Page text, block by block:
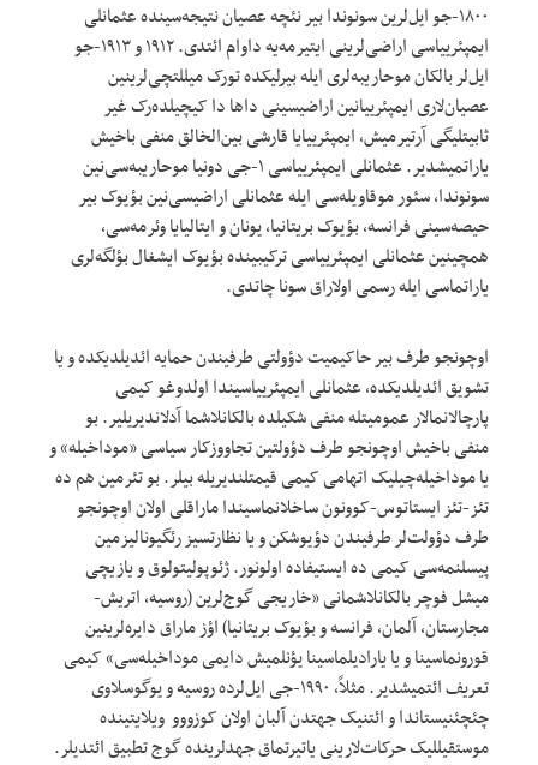
۱۸۰۰-جو ایل‌لرین سونوندا بیر نئچه عصیان نتیجه‌سینده عثمانلی
ایمپئرییاسی اراضی‌لرینی ایتیرمه‌یه داوام ائتدی. ۱۹۱۲ و ۱۹۱۳-جو
ایل‌لر بالکان موحاریبه‌لری ایله بیرلیکده تورک میللتچی‌لرینین
عصیان‌لاری ایمپئرییانین اراضیسینی داها دا کیچیلده‌رک غیر
ثابیتلیگی آرتیرمیش، ایمپئرییایا قارشی بین‌الخالق منفی باخیش
یاراتمیشدیر. عثمانلی ایمپئرییاسی ۱-جی دونیا موحاریبه‌سی‌نین
سونوندا، سئور موقاویله‌سی ایله عثمانلی اراضیسی‌نین بؤیوک بیر
حیصه‌سینی فرانسه، بؤیوک بریتانیا، یونان و ایتالیایا وئرمه‌سی،
همچینین عثمانلی ایمپئرییاسی ترکیبینده بؤیوک ایشغال بؤلگه‌لری
یاراتماسی ایله رسمی اولاراق سونا چاتدی.
اوچونجو طرف بیر حاکیمیت دؤولتی طرفیندن حمایه ائدیلدیکده و یا
تشویق ائدیلدیکده، عثمانلی ایمپئرییاسیندا اولدوغو کیمی
پارچالانمالار عمومیتله منفی شکیلده بالکانلاشما آدلاندیریلیر. بو
منفی باخیش اوچونجو طرف دؤولتین تجاووزکار سیاسی «موداخیله» و
یا موداخیله‌چیلیک اتهامی کیمی قیمتلندیریله بیلر. بو تئرمین هم ده
تئز-تئز ایستاتوس-کوونون ساخلانماسیندا ماراقلی اولان اوچونجو
طرف دؤولت‌لر طرفیندن دؤیوشکن و یا نظارتسیز رئگیونالیزمین
پیسلنمه‌سی کیمی ده ایستیفاده اولونور. ژئوپولیتولوق و یازیچی
میشل فوچر بالکانلاشمانی «خاریجی گوج‌لرین (روسیه، اتریش-
مجارستان، آلمان، فرانسه و بؤیوک بریتانیا) اؤز ماراق دایره‌لرینین
قورونماسینا و یا یارادیلماسینا یؤنلمیش دایمی موداخیله‌سی» کیمی
تعریف ائتمیشدیر. مثلاً، ۱۹۹۰-جی ایل‌لرده روسیه و یوگوسلاوی
چئچئنیستاندا و ائتنیک جهتدن آلبان اولان کوزووو ویلایتینده
موستقیللیک حرکات‌لارینی یاتیرتماق جهدلرینده گوج تطبیق ائتدیلر.